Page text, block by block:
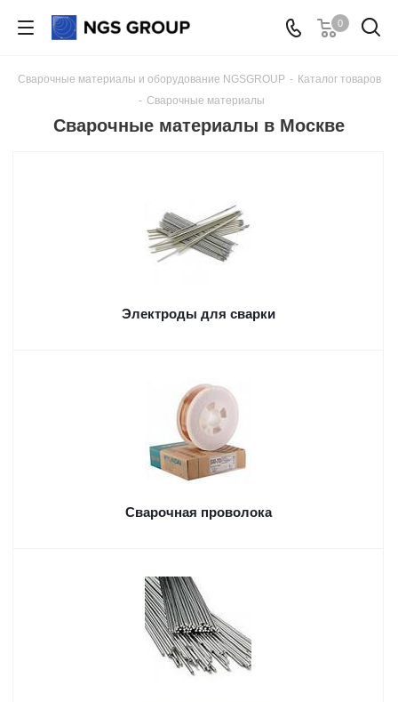
0
Сварочные материалы и оборудование NGSGROUP - Каталог товаров
- Сварочные материалы
Сварочные материалы в Москве
Электроды для сварки
Сварочная проволока